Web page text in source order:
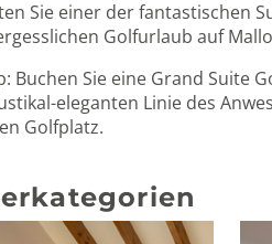
Sie einer der fantastischen
Golfurlaub auf
Buchen Sie eine Grand Suite
eleganten Linie des
Golfplatz.